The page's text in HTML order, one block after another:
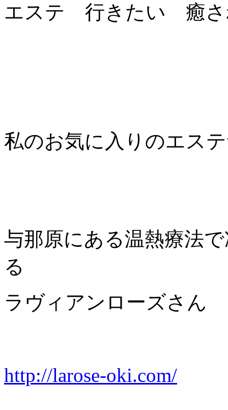
エステ 行きたい 癒さ
私のお気に入りのエス
与那原にある温熱療法
る
ラヴィアンローズさん
http://larose-oki.com/